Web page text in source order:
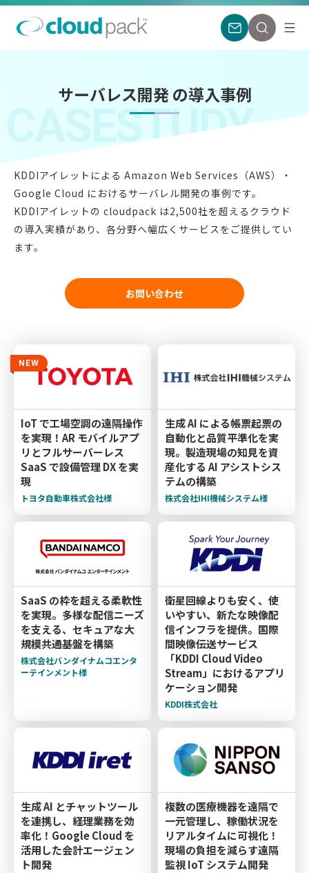
サーバレス開発 の導入事例
CASESTUDY
KDDIアイレットによる Amazon Web Services（AWS）・
Google Cloud におけるサーバレル開発の事例です。
KDDIアイレットの cloudpack は2,500社を超えるクラウド
の導入実績があり、各分野へ幅広くサービスをご提供してい
ます。
お問い合わせ
NEW
IoT で工場空調の遠隔操作
を実現！AR モバイルアプ
リとフルサーバーレス
SaaS で設備管理 DX を実
現
トヨタ自動車株式会社様
生成 AI による帳票起票の
自動化と品質平準化を実
現。製造現場の知見を資
産化する AI アシストシス
テムの構築
株式会社IHI機械システム様
SaaS の枠を超える柔軟性
を実現。多様な配信ニーズ
を支える、セキュアな大
規模共通基盤を構築
株式会社バンダイナムコエンタ
ーテインメント様
衛星回線よりも安く、使
いやすい、新たな映像配
信インフラを提供。国際
間映像伝送サービス
「KDDI Cloud Video
Stream」におけるアプリ
ケーション開発
KDDI株式会社
生成 AI とチャットツール
を連携し、経理業務を効
率化！Google Cloud を
活用した会計エージェン
ト開発
複数の医療機器を遠隔で
一元管理し、稼働状況を
リアルタイムに可視化！
現場の負担を減らす遠隔
監視 IoT システム開発